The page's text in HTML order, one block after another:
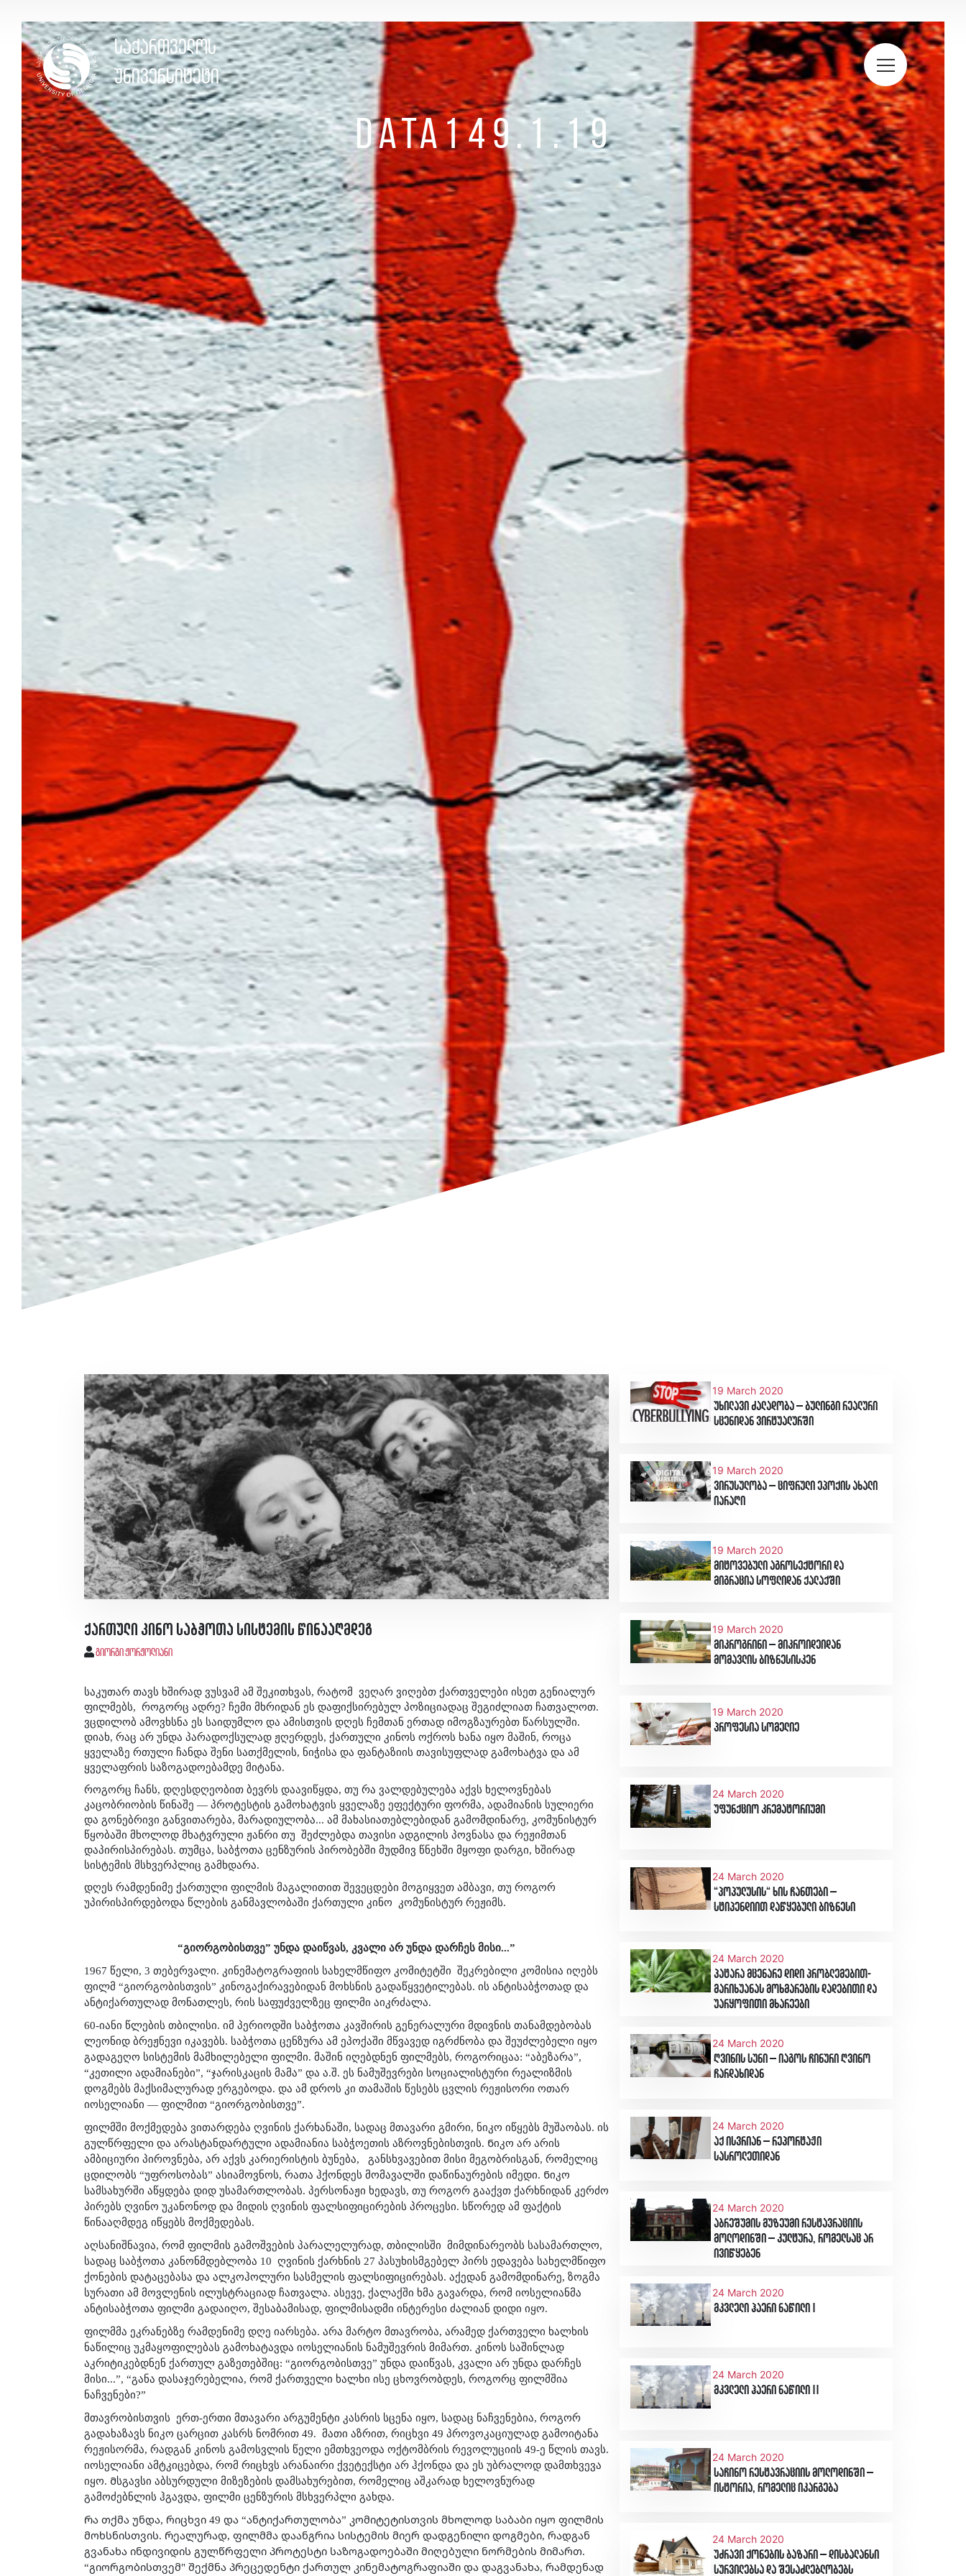
საქართველოს
უნივერსიტეტი
ᲩᲕᲔᲜ
ᲨᲔᲡᲐᲮᲔᲑ
ᲛᲣᲚᲢᲘᲛᲔᲓᲘᲐ
ᲞᲝᲓᲙᲐᲡᲢᲔᲑᲘ
ᲕᲘᲓᲔᲝ
ᲡᲢᲐᲢᲘᲔᲑᲘ
ᲤᲝᲢᲝ
ᲡᲢᲣᲓᲔᲜᲢᲔᲑᲘᲡ
ᲞᲝᲠᲢᲤᲝᲚᲘᲝ
საქართველოს
უნივერსიტეტი
DATA149.1.19
ქართული კინო საბჭოთა სისტემის წინააღმდეგ
გიორგი ჟორჟოლიანი
საკუთარ თავს ხშირად ვუსვამ ამ შეკითხვას, რატომ
ვეღარ ვიღებთ ქართველები ისეთ გენიალურ
ფილმებს, როგორც ადრე? ჩემი მხრიდან ეს დაფიქსირებულ პოზიციადაც შეგიძლიათ ჩათვალოთ.
ვცდილობ ამოვხსნა ეს საიდუმლო და ამისთვის დღეს ჩემთან ერთად იმოგზაურებთ წარსულში.
დიახ, რაც არ უნდა პარადოქსულად ჟღერდეს, ქართული კინოს ოქროს ხანა იყო მაშინ, როცა
ყველაზე რთული ჩანდა შენი სათქმელის, ნიჭისა და ფანტაზიის თავისუფლად გამოხატვა და ამ
ყველაფრის საზოგადოებამდე მიტანა.
როგორც ჩანს, დღესდღეობით ბევრს დაავიწყდა, თუ რა ვალდებულება აქვს ხელოვნებას
კაცობრიობის წინაშე — პროტესტის გამოხატვის ყველაზე ეფექტური ფორმა, ადამიანის სულიერი
და გონებრივი განვითარება, მარადიულობა... ამ მახასიათებლებიდან გამომდინარე, კომუნისტურ
წყობაში მხოლოდ მხატვრული ჟანრი თუ შეძლებდა თავისი ადგილის პოვნასა და რეჟიმთან
დაპირისპირებას. თუმცა, საბჭოთა ცენზურის პირობებში მუდმივ წნეხში მყოფი დარგი, ხშირად
სისტემის მსხვერპლიც გამხდარა.
დღეს რამდენიმე ქართული ფილმის მაგალითით შევეცდები მოგიყვეთ ამბავი, თუ როგორ
უპირისპირდებოდა წლების განმავლობაში ქართული კინო
კომუნისტურ რეჟიმს.
“გიორგობისთვე” უნდა დაიწვას, კვალი არ უნდა დარჩეს მისი...”
1967 წელი, 3 თებერვალი. კინემატოგრაფიის სახელმწიფო კომიტეტში შეკრებილი კომისია იღებს
ფილმ “გიორგობისთვის” კინოგაქირავებიდან მოხსნის გადაწყვეტილებას. ის ანტისაბჭოთად და
ანტიქართულად მონათლეს, რის საფუძველზეც ფილმი აიკრძალა.
60-იანი წლების თბილისი. იმ პერიოდში საბჭოთა კავშირის გენერალური მდივნის თანამდებობას
ლეონიდ ბრეჟნევი იკავებს. საბჭოთა ცენზურა ამ ეპოქაში მწვავედ იგრძნობა და შეუძლებელი იყო
გადაგეღო სისტემის მამხილებელი ფილმი. მაშინ იღებდნენ ფილმებს, როგორიცაა: “აბეზარა”,
“კეთილი ადამიანები”, “ჯარისკაცის მამა” და ა.შ. ეს ნამუშევრები სოციალისტური რეალიზმის
დოგმებს მაქსიმალურად ერგებოდა. და ამ დროს კი თამაშის წესებს ცვლის რეჟისორი ოთარ
იოსელიანი — ფილმით “გიორგობისთვე”.
ფილმში მოქმედება ვითარდება ღვინის ქარხანაში, სადაც მთავარი გმირი, ნიკო იწყებს მუშაობას. ის
გულწრფელი და არასტანდარტული ადამიანია საბჭოეთის აზროვნებისთვის. Ნიკო არ არის
ამბიციური პიროვნება, არ აქვს კარიერისტის ბუნება,
განსხვავებით მისი მეგობრისგან, რომელიც
ცდილობს “უფროსობას” ასიამოვნოს, რათა ჰქონდეს მომავალში დაწინაურების იმედი. Ნიკო
სამსახურში აწყდება დიდ უსამართლობას. პერსონაჟი ხედავს, თუ როგორ გააქვთ ქარხნიდან კერძო
პირებს ღვინო უკანონოდ და მიდის ღვინის ფალსიფიცირების პროცესი. სწორედ ამ ფაქტის
წინააღმდეგ იწყებს მოქმედებას.
აღსანიშნავია, რომ ფილმის გამოშვების პარალელურად, თბილისში მიმდინარეობს სასამართლო,
სადაც საბჭოთა კანონმდებლობა 10 ღვინის ქარხნის 27 პასუხისმგებელ პირს ედავება სახელმწიფო
ქონების დატაცებასა და ალკოჰოლური სასმელის ფალსიფიცირებას. აქედან გამომდინარე, ზოგმა
სურათი ამ მოვლენის ილუსტრაციად ჩათვალა. ასევე, ქალაქში ხმა გავარდა, რომ იოსელიანმა
ანტისაბჭოთა ფილმი გადაიღო, შესაბამისად, ფილმისადმი ინტერესი ძალიან დიდი იყო.
ფილმმა ეკრანებზე რამდენიმე დღე იარსება. არა მარტო მთავრობა, არამედ ქართველი ხალხის
ნაწილიც უკმაყოფილებას გამოხატავდა იოსელიანის ნამუშევრის მიმართ. კინოს საშინლად
აკრიტიკებდნენ ქართულ გაზეთებშიც: “გიორგობისთვე” უნდა დაიწვას, კვალი არ უნდა დარჩეს
მისი...”, “განა დასაჯერებელია, რომ ქართველი ხალხი ისე ცხოვრობდეს, როგორც ფილმშია
ნაჩვენები?”
მთავრობისთვის
ერთ-ერთი მთავარი არგუმენტი კასრის სცენა იყო, სადაც ნაჩვენებია, როგორ
გადახაზავს ნიკო ცარცით კასრს ნომრით 49. მათი აზრით, რიცხვი 49 პროვოკაციულად გამოიტანა
რეჟისორმა, რადგან კინოს გამოსვლის წელი ემთხვეოდა ოქტომბრის რევოლუციის 49-ე წლის თავს.
იოსელიანი ამტკიცებდა, რომ რიცხვს არანაირი ქვეტექსტი არ ჰქონდა და ეს უბრალოდ დამთხვევა
იყო. Მსგავსი აბსურდული მიზეზების დამსახურებით, რომელიც აშკარად ხელოვნურად
გამოძებნლის ჰგავდა, ფილმი ცენზურის მსხვერპლი გახდა.
Რა თქმა უნდა, რიცხვი 49 და “ანტიქართულობა” კომიტეტისთვის მხოლოდ საბაბი იყო ფილმის
მოხსნისთვის. Რეალურად, ფილმმა დაანგრია სისტემის მიერ დადგენილი დოგმები, რადგან
გვანახა ინდივიდის გულწრფელი პროტესტი საზოგადოებაში მიღებული ნორმების მიმართ.
“გიორგობისთვემ" შექმნა პრეცედენტი ქართულ კინემატოგრაფიაში და დაგვანახა, რამდენად
19 March 2020
უხილავი ძალადობა – ბულინგი რეალური
სცენიდან ვირტუალურში
19 March 2020
ვირუსულობა – ციფრული ეპოქის ახალი
იარაღი
19 March 2020
მიტოვებული აგროსექტორი და
მიგრაცია სოფლიდან ქალაქში
19 March 2020
მიკროგრინი – მიკროიდეიდან
მომავლის ბიზნესისკენ
19 March 2020
პროფესია სომელიე
24 March 2020
უფუნქციო კრემატორიუმი
24 March 2020
“პოპულუსის“ ხის ჩანთები –
სტიპენდიით დაწყებული ბიზნესი
24 March 2020
პატარა მცენარე დიდი პრობლემებით-
მარიხუანას მოხმარების დადებითი და
უარყოფითი მხარეები
24 March 2020
ღვინის სუნი – იაგოს ჩინური ღვინო
ჩარდახიდან
24 March 2020
აქ ისვრიან – რეპორტაჟი
სასროლეთიდან
24 March 2020
აბრეშუმის მუზეუმი რესტავრაციის
მოლოდინში – კულტურა, რომელსაც არ
ივიწყებენ
24 March 2020
მკვლელი ჰაერი ნაწილი I
24 March 2020
მკვლელი ჰაერი ნაწილი II
24 March 2020
საჩინო რესტავრაციის მოლოდინში –
ისტორია, რომელიც იკარგება
24 March 2020
უძრავი ქონების ბაზარი – დისბალანსი
სურვილებსა და შესაძლებლობებს